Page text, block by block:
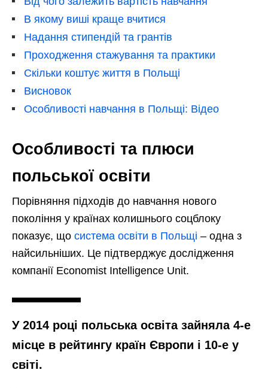
В якому виші краще вчитися
Надання стипендій та грантів
Проходження стажування та практики
Скільки коштує життя в Польщі
Висновок
Особливості навчання в Польщі: Відео
Особливості та плюси
польської освіти
Порівняння підходів до навчання нового
покоління у країнах колишнього соцблоку
показує, що система освіти в Польщі – одна з
найсильніших. Це підтверджує дослідження
компанії Economist Intelligence Unit.
У 2014 році польська освіта зайняла 4-е
місце в рейтингу країн Європи і 10-е у
світі.